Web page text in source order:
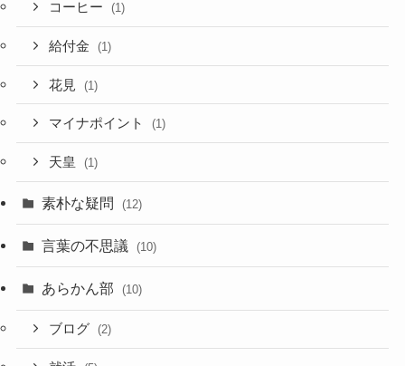
コーヒー (1)
給付金 (1)
花見 (1)
マイナポイント (1)
天皇 (1)
素朴な疑問 (12)
言葉の不思議 (10)
あらかん部 (10)
ブログ (2)